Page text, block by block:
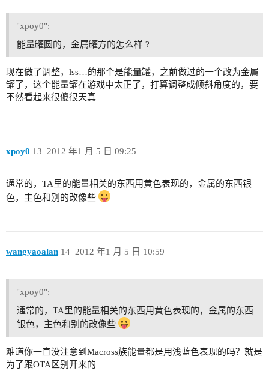
"xpoy0":
能量罐圆的，金属罐方的怎么样 ?
现在做了调整，lss…的那个是能量罐，之前做过的一个改为金属
罐了，这个能量罐在游戏中太正了，打算调整成倾斜角度的，要
不然看起来很傻很天真
xpoy0 2012 年1 月 5 日 09:25
13
通常的，TA里的能量相关的东西用黄色表现的，金属的东西银
色，主色和别的改像些
wangyaoalan 2012 年1 月 5 日 10:59
14
"xpoy0":
通常的，TA里的能量相关的东西用黄色表现的，金属的东西
银色，主色和别的改像些
难道你一直没注意到Macross族能量都是用浅蓝色表现的吗？就是
为了跟OTA区别开来的